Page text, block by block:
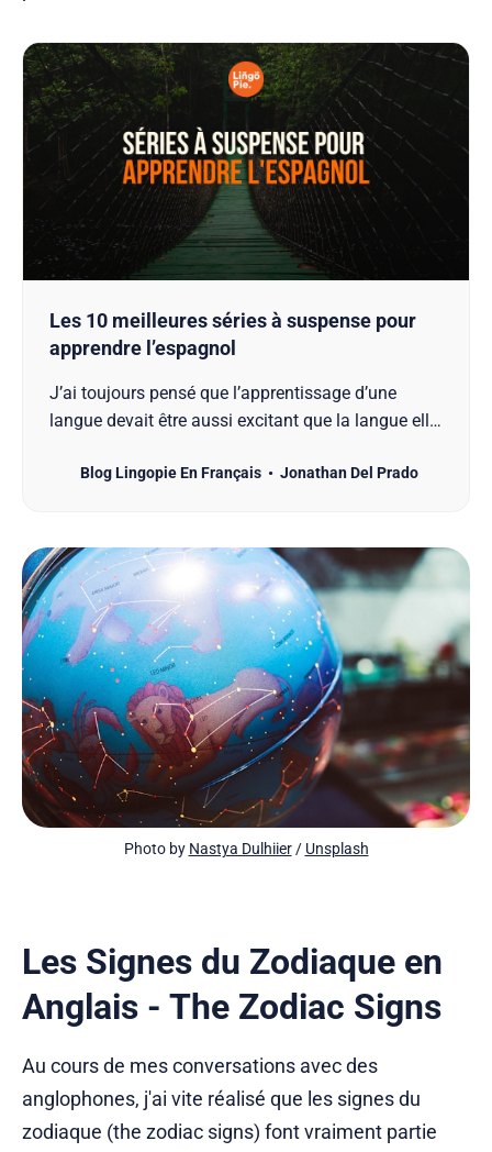
Les 10 meilleures séries à suspense pour
apprendre l’espagnol
J’ai toujours pensé que l’apprentissage d’une
langue devait être aussi excitant que la langue elle-
10 meilleures séries à suspense pour apprendre
que…
Blog Lingopie En Français Jonathan Del Prado
Photo by Nastya Dulhiier / Unsplash
Les Signes du Zodiaque en
Anglais - The Zodiac Signs
Au cours de mes conversations avec des
anglophones, j'ai vite réalisé que les signes du
zodiaque (the zodiac signs) font vraiment partie